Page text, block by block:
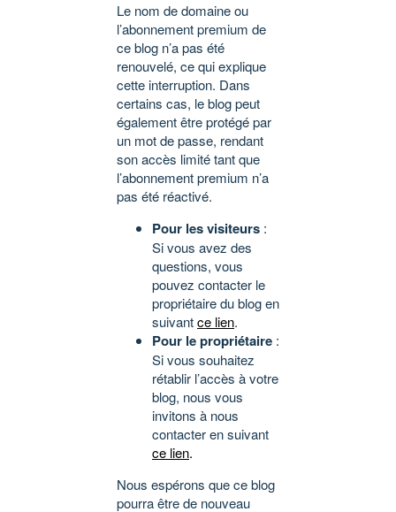
Le nom de domaine ou
l’abonnement premium de
ce blog n’a pas été
renouvelé, ce qui explique
cette interruption. Dans
certains cas, le blog peut
également être protégé par
un mot de passe, rendant
son accès limité tant que
l’abonnement premium n’a
pas été réactivé.
Pour les visiteurs :
Si vous avez des
questions, vous
pouvez contacter le
propriétaire du blog en
suivantce lien.
Pour le propriétaire :
Si vous souhaitez
rétablir l’accès à votre
blog, nous vous
invitons à nous
contacter en suivant
ce lien.
Nous espérons que ce blog
pourra être de nouveau